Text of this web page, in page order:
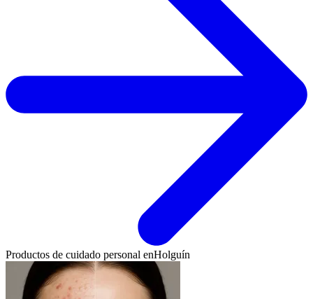
Productos de cuidado personal enHolguín